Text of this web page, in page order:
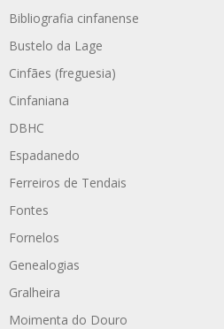
Bibliografia cinfanense
Bustelo da Lage
Cinfães (freguesia)
Cinfaniana
DBHC
Espadanedo
Ferreiros de Tendais
Fontes
Fornelos
Genealogias
Gralheira
Moimenta do Douro